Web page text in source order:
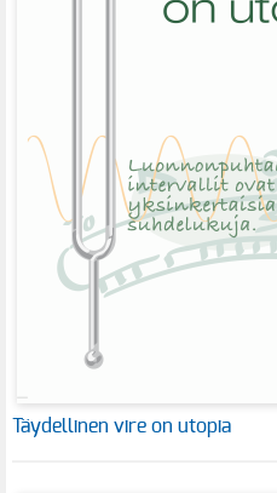
Täydellinen vire on utopia